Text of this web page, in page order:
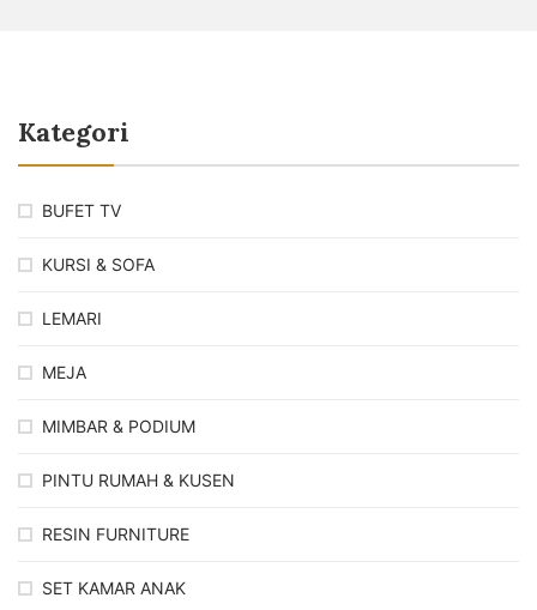
Kategori
BUFET TV
KURSI & SOFA
LEMARI
MEJA
MIMBAR & PODIUM
PINTU RUMAH & KUSEN
RESIN FURNITURE
SET KAMAR ANAK